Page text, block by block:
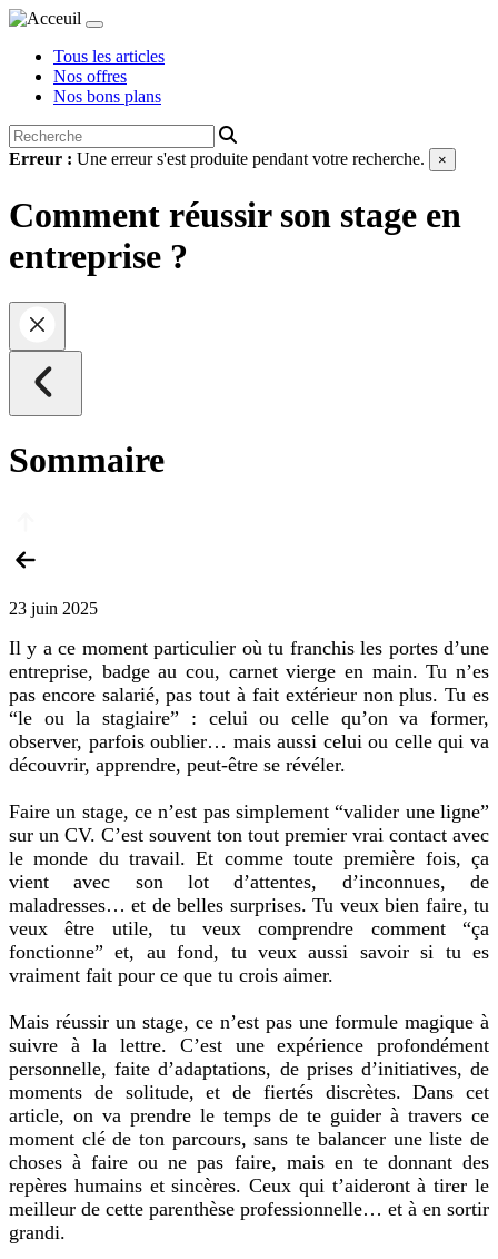
Tous les articles
Nos offres
Nos bons plans
Erreur : Une erreur s'est produite pendant votre recherche. ×
Comment réussir son stage en
entreprise ?
Sommaire
23 juin 2025
Il y a ce moment particulier où tu franchis les portes d’une
entreprise, badge au cou, carnet vierge en main. Tu n’es
pas encore salarié, pas tout à fait extérieur non plus. Tu es
“le ou la stagiaire” : celui ou celle qu’on va former,
observer, parfois oublier… mais aussi celui ou celle qui va
découvrir, apprendre, peut-être se révéler.
Faire un stage, ce n’est pas simplement “valider une ligne”
sur un CV. C’est souvent ton tout premier vrai contact avec
le monde du travail. Et comme toute première fois, ça
vient avec son lot d’attentes, d’inconnues, de
maladresses… et de belles surprises. Tu veux bien faire, tu
veux être utile, tu veux comprendre comment “ça
fonctionne” et, au fond, tu veux aussi savoir si tu es
vraiment fait pour ce que tu crois aimer.
Mais réussir un stage, ce n’est pas une formule magique à
suivre à la lettre. C’est une expérience profondément
personnelle, faite d’adaptations, de prises d’initiatives, de
moments de solitude, et de fiertés discrètes. Dans cet
article, on va prendre le temps de te guider à travers ce
moment clé de ton parcours, sans te balancer une liste de
choses à faire ou ne pas faire, mais en te donnant des
repères humains et sincères. Ceux qui t’aideront à tirer le
meilleur de cette parenthèse professionnelle… et à en sortir
grandi.